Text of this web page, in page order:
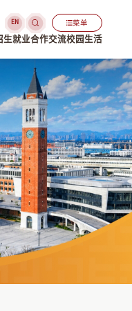
EN 菜单
生就业合作交流校园生活